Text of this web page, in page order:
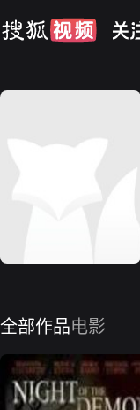
全部作品电影